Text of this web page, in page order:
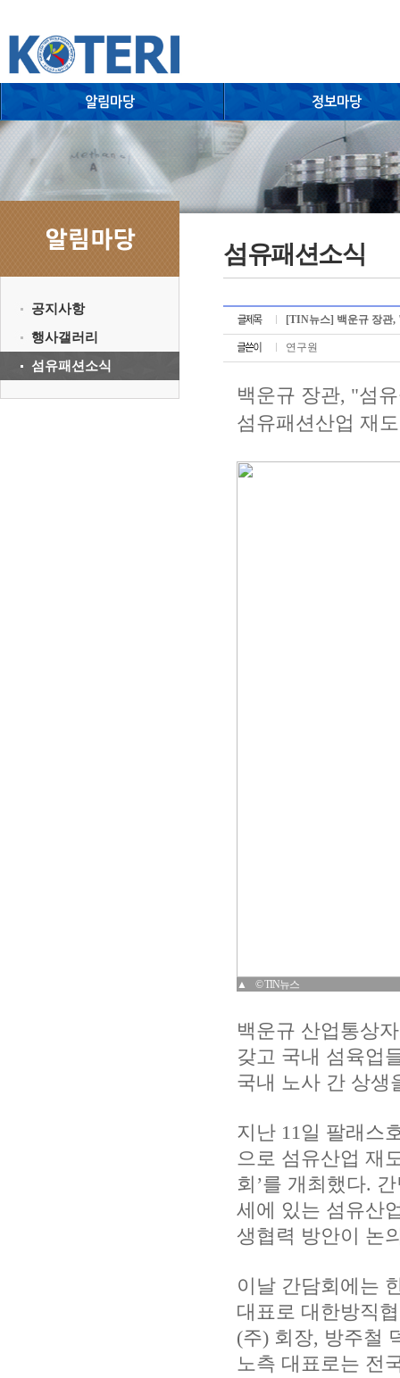
공지사항
행사갤러리
섬유패션소식
섬유패션소식
[TIN뉴스] 백운규 장관
연구원
백운규 장관, "섬
섬유패션산업 재
▲ © TIN뉴스
백운규 산업통상
갖고 국내 섬육업
국내 노사 간 상생
지난 11일 팔래스
으로 섬유산업 재
회’를 개최했다.
세에 있는 섬유산
생협력 방안이 논
이날 간담회에는
대표로 대한방직
(주) 회장, 방주철
노측 대표로는 전